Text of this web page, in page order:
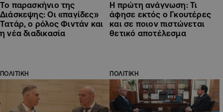
Το παρασκήνιο της
Διάσκεψης: Οι «παγίδες»
Τατάρ, ο ρόλος Φιντάν και
η νέα διαδικασία
Η πρώτη ανάγνωση: Τι
άφησε εκτός ο Γκουτέρες
και σε ποιον πιστώνεται
θετικό αποτέλεσμα
ΠΟΛΙΤΙΚΗ ΠΟΛΙΤΙΚΗ